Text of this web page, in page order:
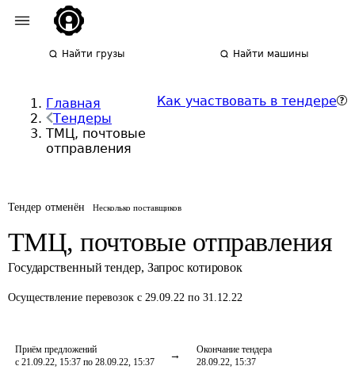
Найти грузы Найти машины
Главная
Тендеры
ТМЦ, почтовые
отправления
Как участвовать в тендере
Тендер отменён Несколько поставщиков
ТМЦ, почтовые отправления
Государственный тендер, Запрос котировок
Осуществление перевозок с 29.09.22 по 31.12.22
Приём предложений
с 21.09.22, 15:37 по 28.09.22, 15:37
Окончание тендера
28.09.22, 15:37